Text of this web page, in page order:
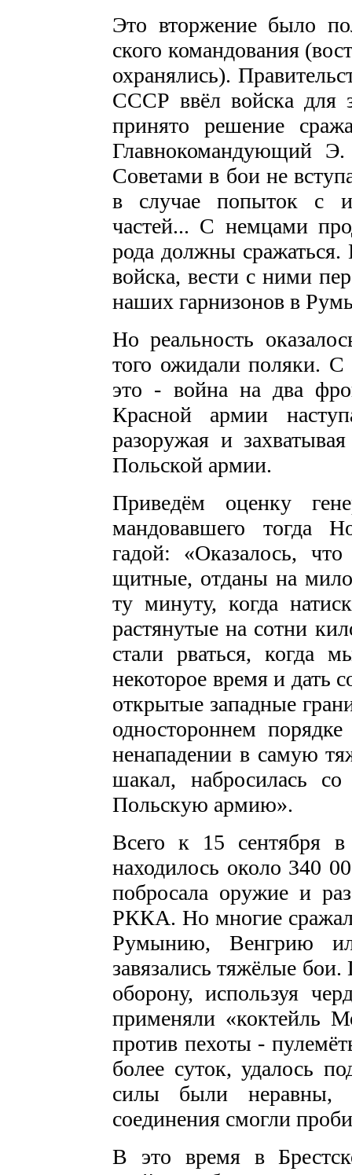
Это вторжение было
ского командования
охранялись).
СССР ввёл войска для
принято решение
Главнокомандующий
Советами в бои не
в случае попыток с
частей... С немцами
рода должны сражаться.
войска, вести с ними
наших гарнизонов в
Но реальность
того ожидали поляки. С
это - война на два
Красной армии
разоружая и
Польской армии.
Приведём оценку
мандовавшего тогда
гадой: «Оказалось,
щитные, отданы на
ту минуту, когда
растянутые на сотни
стали рваться, когда
некоторое время и дать
открытые западные
одностороннем
ненападении в самую
шакал, набросилась
Польскую армию».
Всего к 15 сентября в
находилось около 340
побросала оружие и
РККА. Но многие
Румынию, Венгрию
завязались тяжёлые
оборону, используя
применяли «коктейль
против пехоты -
более суток, удалось
силы были неравны,
соединения смогли
В это время в